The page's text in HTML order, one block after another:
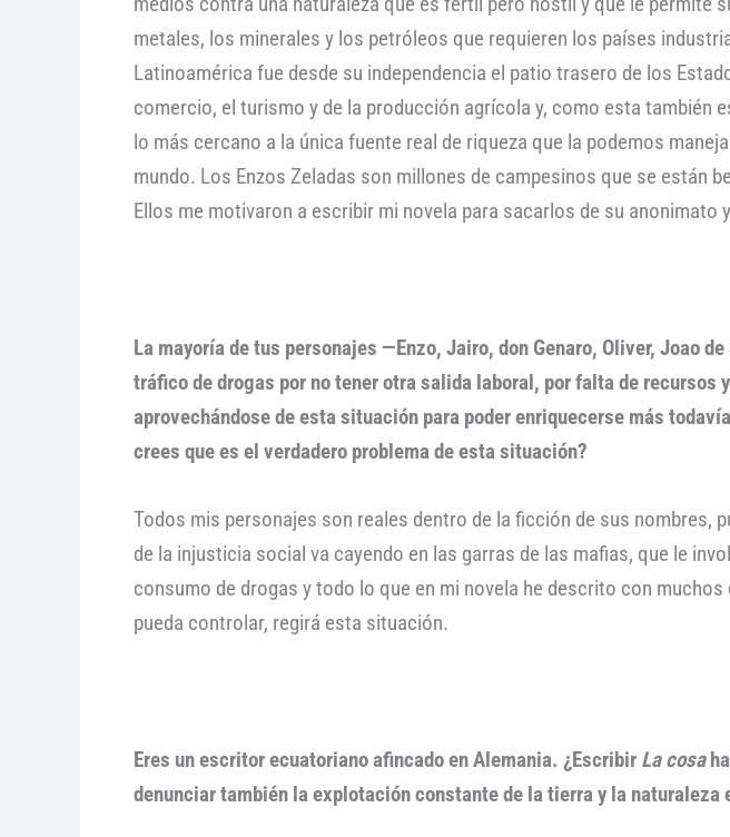
metales, los minerales y los petróleos que requieren los países
Latinoamérica fue desde su independencia el patio trasero de los
comercio, el turismo y de la producción agrícola y, como esta también
lo más cercano a la única fuente real de riqueza que la podemos
mundo. Los Enzos Zeladas son millones de campesinos que se están
Ellos me motivaron a escribir mi novela para sacarlos de su
La mayoría de tus personajes —Enzo, Jairo, don Genaro, Oliver, Joao
tráfico de drogas por no tener otra salida laboral, por falta de recursos
aprovechándose de esta situación para poder enriquecerse más
crees que es el verdadero problema de esta situación?
Todos mis personajes son reales dentro de la ficción de sus
de la injusticia social va cayendo en las garras de las mafias, que le
consumo de drogas y todo lo que en mi novela he descrito con
pueda controlar, regirá esta situación.
Eres un escritor ecuatoriano afincado en Alemania. ¿Escribir La cosa
denunciar también la explotación constante de la tierra y la naturaleza